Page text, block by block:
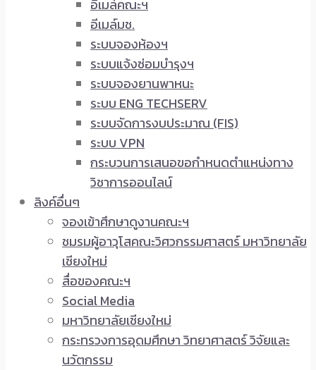
อีเมล์คณะฯ
อีเมล์มช.
ระบบจองห้องฯ
ระบบแจ้งซ่อมบำรุงฯ
ระบบจองยานพาหนะ
ระบบ ENG TECHSERV
ระบบจัดการงบประมาณ (FIS)
ระบบ VPN
กระบวนการเสนอขอกำหนดตำแหน่งทาง
วิชาการออนไลน์
ลิงค์อื่นๆ
จองเข้าศึกษาดูงานคณะฯ
ชมรมผู้อาวุโสคณะวิศวกรรมศาสตร์ มหาวิทยาลัย
เชียงใหม่
สื่อของคณะฯ
Social Media
มหาวิทยาลัยเชียงใหม่
กระทรวงการอุดมศึกษา วิทยาศาสตร์ วิจัยและ
นวัตกรรม